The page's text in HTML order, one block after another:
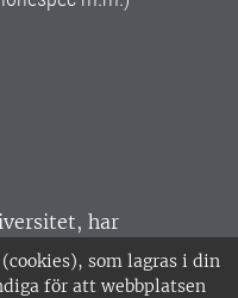
som lagras i din
för att webbplatsen
har
Huvudorter är
SLU är